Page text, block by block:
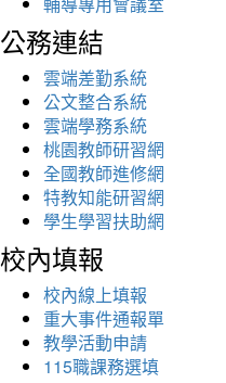
公務連結
雲端差勤系統
公文整合系統
雲端學務系統
桃園教師研習網
全國教師進修網
特教知能研習網
學生學習扶助網
校內填報
校內線上填報
重大事件通報單
教學活動申請
115職課務選填